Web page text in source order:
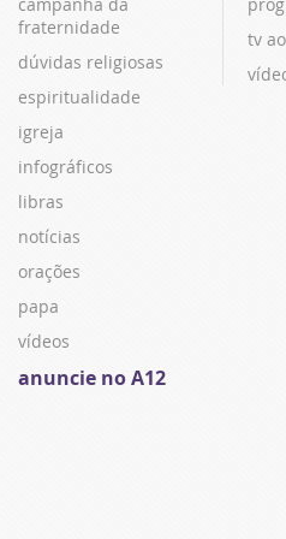
fraternidade
dúvidas religiosas
espiritualidade
igreja
infográficos
libras
notícias
orações
papa
vídeos
anuncie no A12
tv